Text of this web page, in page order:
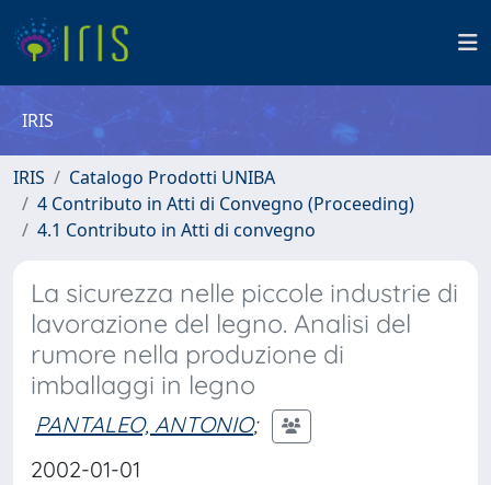
IRIS
IRIS
Catalogo Prodotti UNIBA
4 Contributo in Atti di Convegno (Proceeding)
4.1 Contributo in Atti di convegno
La sicurezza nelle piccole industrie di
lavorazione del legno. Analisi del
rumore nella produzione di
imballaggi in legno
PANTALEO, ANTONIO;
2002-01-01